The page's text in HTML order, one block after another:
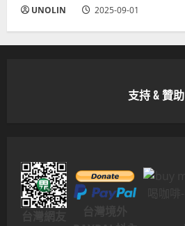
UNOLIN 2025-09-01
支持 & 贊助